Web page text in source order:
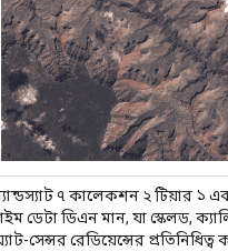
৭ কালেকশন ২ টিয়ার ১
ডেটা ডিএন মান, যা স্কেলড,
সেন্সর রেডিয়েন্সের প্রতিনিধিত্ব